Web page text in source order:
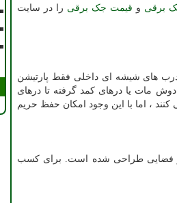
برقی و قیمت جک برقی را در سایت
های شیشه ای داخلی فقط پارتیشن
مات یا درهای کمد گرفته تا درهای
، اما با این وجود امکان حفظ حریم
هر فضایی طراحی شده است. برای کسب